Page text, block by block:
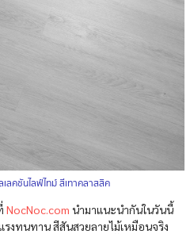
ลคชันไลฟ์ไทม์ สีเทาคลาสสิค
NocNoc.com นำมาแนะนำกันในวันนี้
งทนทาน สีสันสวยลายไม้เหมือนจริง